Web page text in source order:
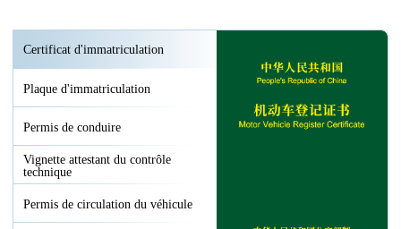
Certificat d'immatriculation
Plaque d'immatriculation
Permis de conduire
Vignette attestant du contrôle
technique
Permis de circulation du véhicule